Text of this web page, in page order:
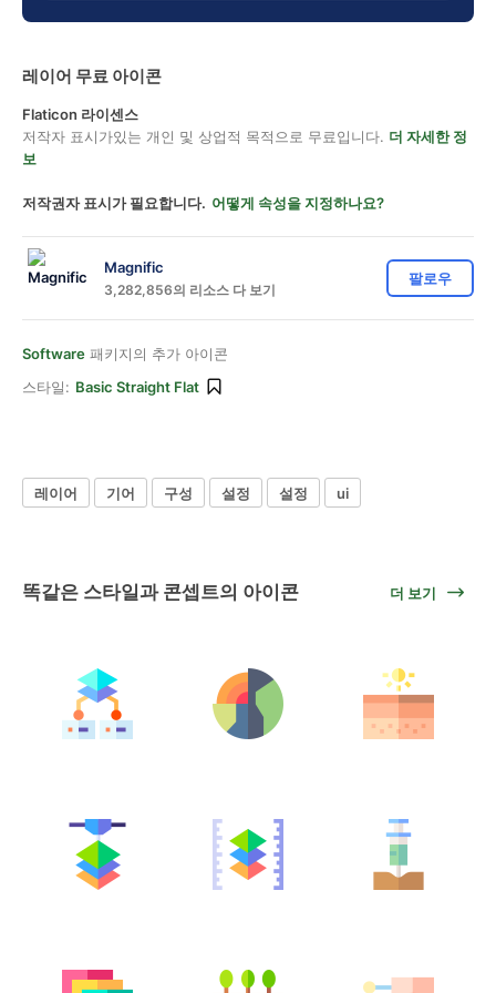
레이어 무료 아이콘
Flaticon 라이센스
저작자 표시가있는 개인 및 상업적 목적으로 무료입니다. 더 자세한 정
보
저작권자 표시가 필요합니다. 어떻게 속성을 지정하나요?
Magnific
3,282,856의 리소스 다 보기
팔로우
Software 패키지의 추가 아이콘
스타일: Basic Straight Flat
레이어 기어 구성 설정 설정 ui
똑같은 스타일과 콘셉트의 아이콘 더 보기